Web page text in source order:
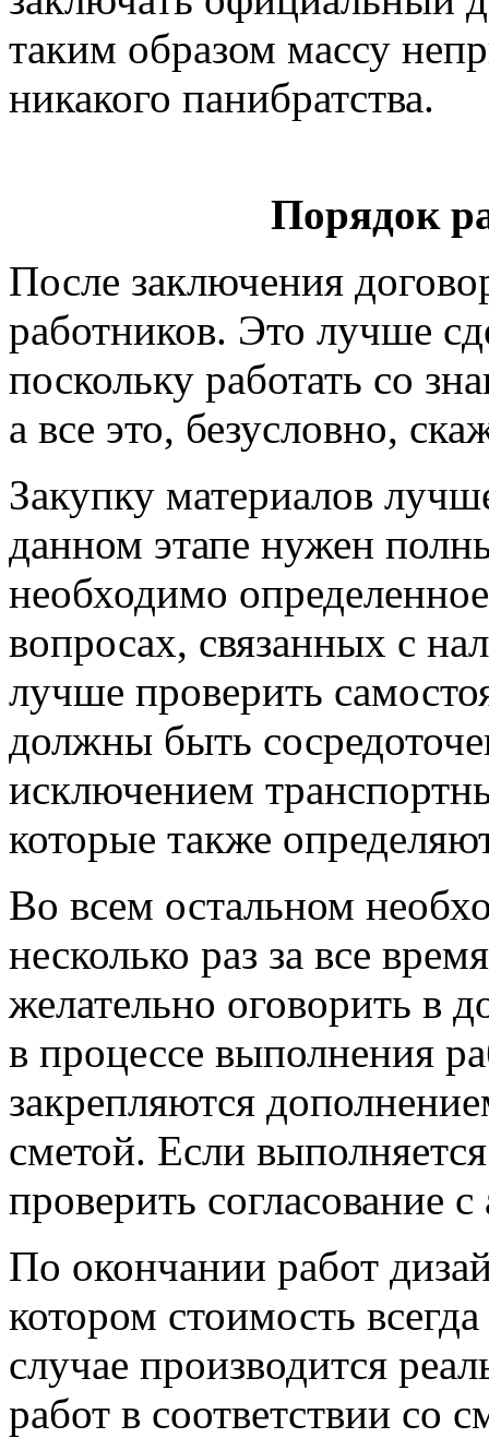
таким образом массу
никакого панибратства.
Порядок
После заключения
работников. Это лучше
поскольку работать со
а все это, безусловно,
Закупку материалов
данном этапе нужен
необходимо
вопросах, связанных с
лучше проверить
должны быть
исключением
которые также
Во всем остальном
несколько раз за все
желательно оговорить в
в процессе выполнения
закрепляются
сметой. Если
проверить согласование
По окончании работ
котором стоимость
случае производится
работ в соответствии со